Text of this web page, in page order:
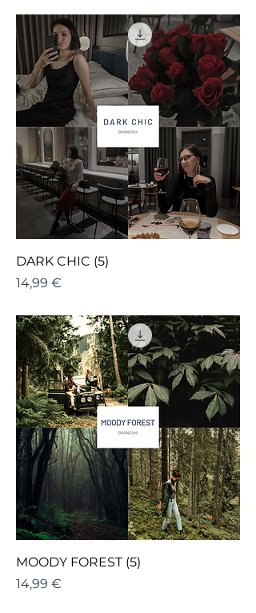
DARK CHIC (5)
Cena
14,99 €
MOODY FOREST (5)
Cena
14,99 €